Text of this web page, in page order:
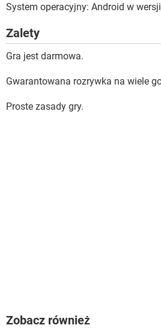
System operacyjny: Android w
Zalety
Gra jest darmowa.
Gwarantowana rozrywka na wiele
Proste zasady gry.
Zobacz również